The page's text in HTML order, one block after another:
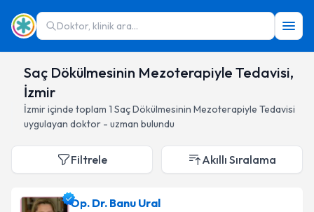
Doktor, klinik ara...
Saç Dökülmesinin Mezoterapiyle Tedavisi,
İzmir
İzmiriçinde toplam 1 Saç Dökülmesinin Mezoterapiyle Tedavisi
uygulayan doktor - uzman bulundu
Filtrele Akıllı Sıralama
Op. Dr. Banu Ural